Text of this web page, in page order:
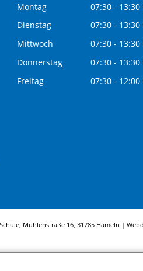
Montag
07:30 - 13:30
Dienstag
07:30 -
Mittwoch
07:30 - 13:30
Donnerstag
07:30 - 13:30
Freitag
07:30 - 12:00
Mühlenstraße 16, 31785 Hameln |